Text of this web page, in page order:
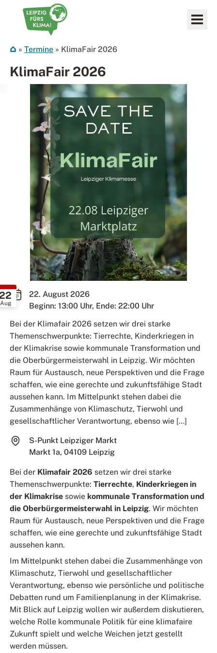
Zum Inhalt springen
Leipzig fürs Klima
» Termine » KlimaFair 2026
KlimaFair 2026
Aug
22. August 2026
Beginn: 13:00 Uhr, Ende: 22:00 Uhr
Bei der Klimafair 2026 setzen wir drei starke
Themenschwerpunkte: Tierrechte, Kinderkriegen in
der Klimakrise sowie kommunale Transformation und
die Oberbürgermeisterwahl in Leipzig. Wir möchten
Raum für Austausch, neue Perspektiven und die Frage
schaffen, wie eine gerechte und zukunftsfähige Stadt
aussehen kann. Im Mittelpunkt stehen dabei die
Zusammenhänge von Klimaschutz, Tierwohl und
gesellschaftlicher Verantwortung, ebenso wie […]
S-Punkt Leipziger Markt
Markt 1a, 04109 Leipzig
Bei der Klimafair 2026 setzen wir drei starke
Themenschwerpunkte: Tierrechte, Kinderkriegen in
der Klimakrise sowie kommunale Transformation und
die Oberbürgermeisterwahl in Leipzig. Wir möchten
Raum für Austausch, neue Perspektiven und die Frage
schaffen, wie eine gerechte und zukunftsfähige Stadt
aussehen kann.
Im Mittelpunkt stehen dabei die Zusammenhänge von
Klimaschutz, Tierwohl und gesellschaftlicher
Verantwortung, ebenso wie persönliche und politische
Debatten rund um Familienplanung in der Klimakrise.
Mit Blick auf Leipzig wollen wir außerdem diskutieren,
welche Rolle kommunale Politik für eine klimafaire
Zukunft spielt und welche Weichen jetzt gestellt
werden müssen.